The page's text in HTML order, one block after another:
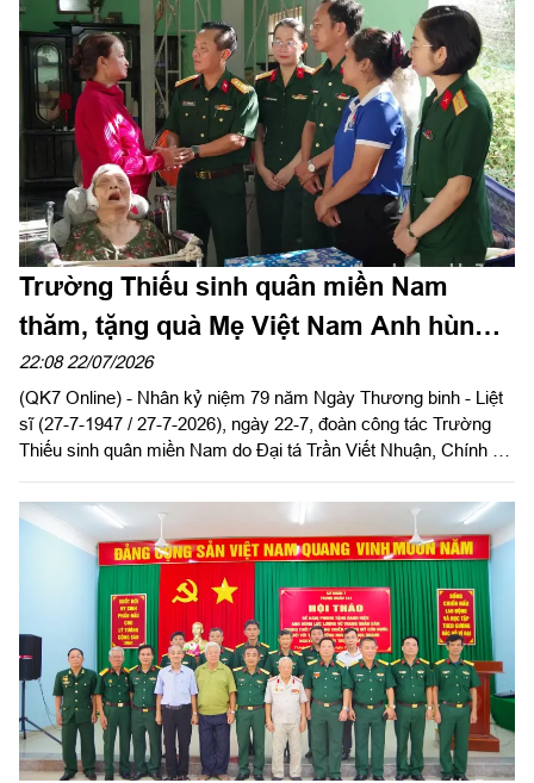
27/7/2026).
Trường Thiếu sinh quân miền Nam
thăm, tặng quà Mẹ Việt Nam Anh hùng
Nguyễn Thị Khen
22:08 22/07/2026
(QK7 Online) - Nhân kỷ niệm 79 năm Ngày Thương binh - Liệt
sĩ (27-7-1947 / 27-7-2026), ngày 22-7, đoàn công tác Trường
Thiếu sinh quân miền Nam do Đại tá Trần Viết Nhuận, Chính ủy
Anh hùng Nguyễn Thị Khen tại ấp Bầu Trăn, xã Nhuận Đức,
Thành phố Hồ Chí Minh.